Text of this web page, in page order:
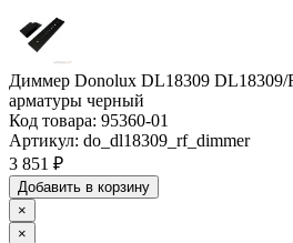
Диммер Donolux DL18309 DL18309/
арматуры черный
Код товара: 95360-01
Артикул: do_dl18309_rf_dimmer
3 851 ₽
Добавить в корзину
×
×